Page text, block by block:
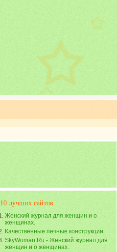
10 лучших сайтов
Женский журнал для женщин и о
женщинах.
Качественные печные конструкции
SkyWoman.Ru - Женский журнал для
женщин и о женщинах.